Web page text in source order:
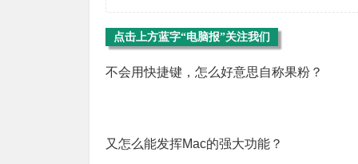
点击上方蓝字“电脑报”关注我们
不会用快捷键，怎么好意思自称果粉？
又怎么能发挥Mac的强大功能？